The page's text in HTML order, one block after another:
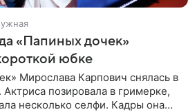
«Папиных дочек»
юбке
Мирослава Карпович снялась в
позировала в гримерке,
несколько селфи. Кадры она